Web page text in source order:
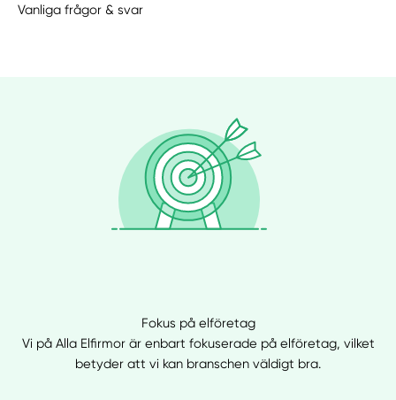
Vanliga frågor & svar
Fokus på elföretag
Vi på Alla Elfirmor är enbart fokuserade på elföretag, vilket
betyder att vi kan branschen väldigt bra.